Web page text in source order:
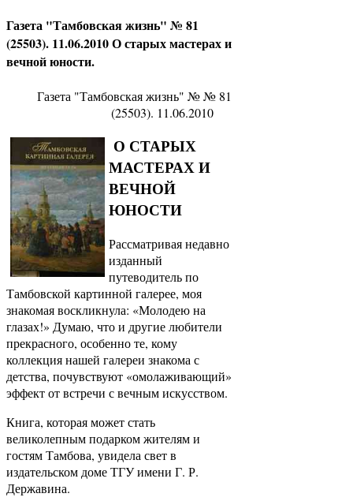
Газета "Тамбовская жизнь" № 81
(25503). 11.06.2010 О старых мастерах и
вечной юности.
Газета "Тамбовская жизнь" № № 81
(25503). 11.06.2010
О СТАРЫХ
МАСТЕРАХ И
ВЕЧНОЙ
ЮНОСТИ
Рассматривая недавно
изданный
путеводитель по
Тамбовской картинной галерее, моя
знакомая воскликнула: «Молодею на
глазах!» Думаю, что и другие любители
прекрасного, особенно те, кому
коллекция нашей галереи знакома с
детства, почувствуют «омолаживающий»
эффект от встречи с вечным искусством.
Книга, которая может стать
великолепным подарком жителям и
гостям Тамбова, увидела свет в
издательском доме ТГУ имени Г. Р.
Державина.